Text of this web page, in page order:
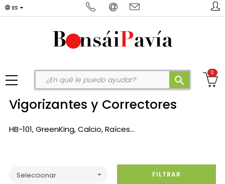
ES
search
0
Vigorizantes y Correctores
HB-101, GreenKing, Calcio, Raíces...
Seleccionar  FILTRAR